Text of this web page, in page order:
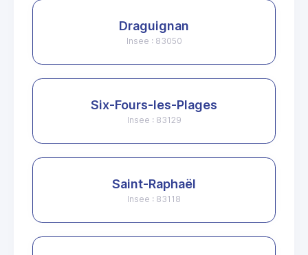
Draguignan
Insee : 83050
Six-Fours-les-Plages
Insee : 83129
Saint-Raphaël
Insee : 83118